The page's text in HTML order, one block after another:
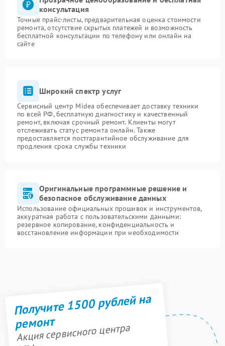
консультация
Точные прайс-листы, предварительная оценка стоимости
ремонта, отсутствие скрытых платежей и возможность
бесплатной консультации по телефону или онлайн на
сайте
Широкий спектр услуг
Сервисный центр Midea обеспечивает доставку техники
по всей РФ, бесплатную диагностику и качественный
ремонт, включая срочный ремонт. Клиенты могут
отслеживать статус ремонта онлайн. Также
предоставляется постгарантийное обслуживание для
продления срока службы техники
Оригинальные программные решение и
безопасное обслуживание данных
Использование официальных прошивок и инструментов,
аккуратная работа с пользовательскими данными:
резервное копирование, конфиденциальность и
восстановление информации при необходимости
Получите 1500 рублей на
ремонт
Акция сервисного центра